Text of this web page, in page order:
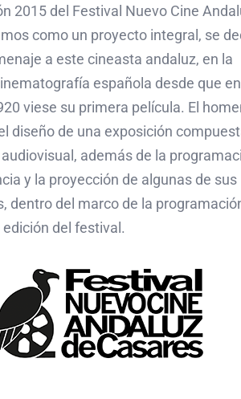
2015 del Festival Nuevo Cine
como un proyecto integral, se
a este cineasta andaluz, en la
española desde que
viese su primera película. El
diseño de una exposición
además de la
y la proyección de algunas de sus
dentro del marco de la
del festival.